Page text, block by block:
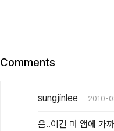
Comments
sungjinlee 2010-
음..이건 머 앱에 가